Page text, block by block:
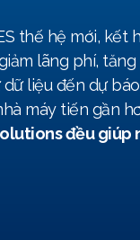
thế hệ mới,
lãng phí,
liệu đến dự
máy tiến gần
đều giúp